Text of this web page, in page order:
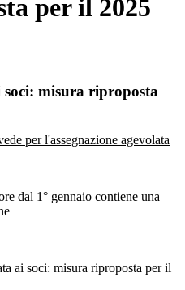
per il 2025
soci: misura riproposta
per l'assegnazione agevolata
dal 1° gennaio contiene una
ai soci: misura riproposta per il